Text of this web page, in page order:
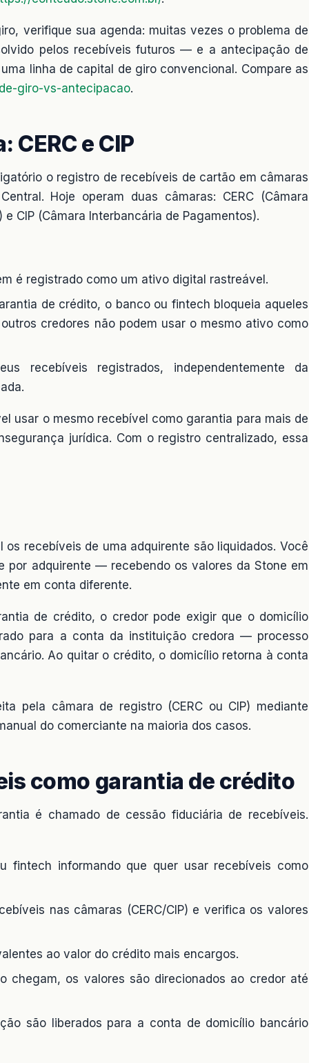
verifique sua agenda: muitas vezes o problema de
pelos recebíveis futuros — e a antecipação de
linha de capital de giro convencional. Compare as
giro-vs-antecipacao.
CERC e CIP
o registro de recebíveis de cartão em câmaras
Hoje operam duas câmaras: CERC (Câmara
CIP (Câmara Interbancária de Pagamentos).
é registrado como um ativo digital rastreável.
de crédito, o banco ou fintech bloqueia aqueles
credores não podem usar o mesmo ativo como
recebíveis registrados, independentemente da
usar o mesmo recebível como garantia para mais de
jurídica. Com o registro centralizado, essa
recebíveis de uma adquirente são liquidados. Você
por adquirente — recebendo os valores da Stone em
em conta diferente.
de crédito, o credor pode exigir que o domicílio
para a conta da instituição credora — processo
Ao quitar o crédito, o domicílio retorna à conta
pela câmara de registro (CERC ou CIP) mediante
do comerciante na maioria dos casos.
como garantia de crédito
é chamado de cessão fiduciária de recebíveis.
fintech informando que quer usar recebíveis como
nas câmaras (CERC/CIP) e verifica os valores
ao valor do crédito mais encargos.
chegam, os valores são direcionados ao credor até
são liberados para a conta de domicílio bancário